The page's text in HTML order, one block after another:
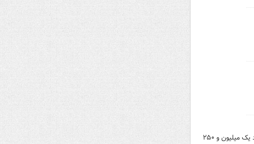
مدیرعامل صندوق بیمه کشاورزان روستاییان و عشایر گفت: حداکثر عیدی که می توان امسال پرداخت کرد یک میلیون و ۲۵۰